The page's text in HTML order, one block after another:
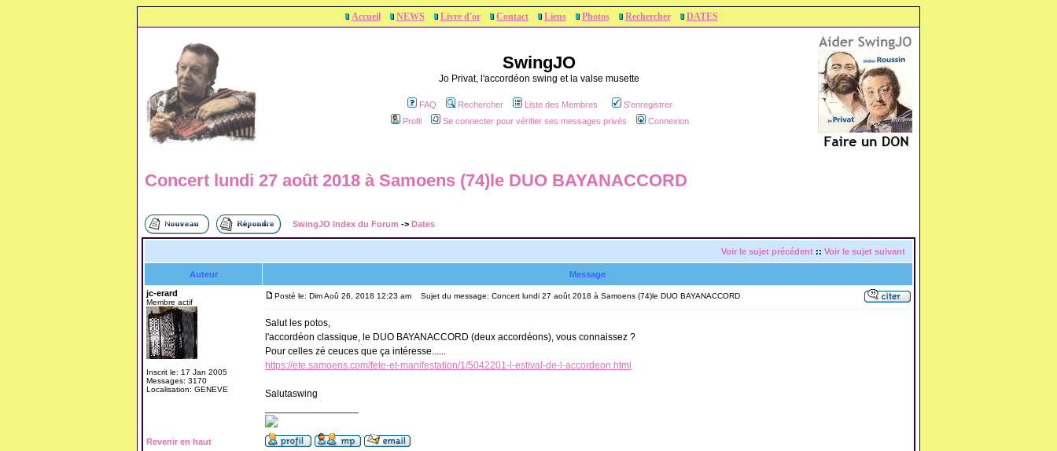
Accueil NEWS Livre d'or Contact Liens Photos Rechercher DATES
SwingJO
Jo Privat, l'accordéon swing et la valse musette
FAQ Rechercher Liste des Membres
S'enregistrer
Profil
Se connecter pour vérifier ses messages privés Connexion
Concert lundi 27 août 2018 à Samoens (74)le DUO BAYANACCORD
SwingJO Index du Forum -> Dates
Voir le sujet précédent :: Voir le sujet suivant
Auteur
Message
jc-erard
Membre actif
Inscrit le: 17 Jan 2005
Messages: 3170
Localisation: GENEVE
Posté le: Dim Aoû 26, 2018 12:23 am Sujet du message: Concert lundi 27 août 2018 à Samoens (74)le DUO BAYANACCORD
Salut les potos,
l'accordéon classique, le DUO BAYANACCORD (deux accordéons), vous connaissez ?
Pour celles zé ceuces que ça intéresse......
https://ete.samoens.com/fete-et-manifestation/1/5042201-l-estival-de-l-accordeon.html
Salutaswing
Revenir en haut